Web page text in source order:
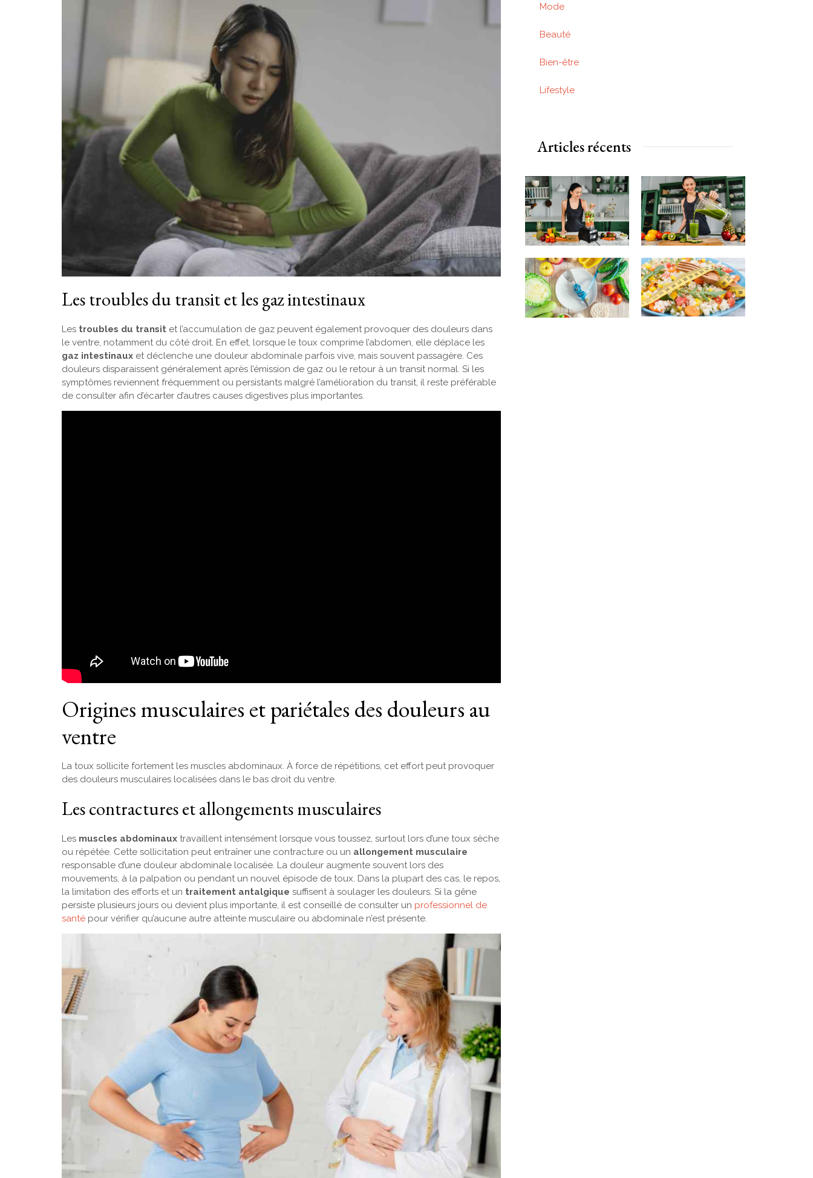
Les troubles du transit et les gaz intestinaux
Les troubles du transit et l’accumulation de gaz peuvent également provoquer des douleurs dans
le ventre, notamment du côté droit. En effet, lorsque le toux comprime l’abdomen, elle déplace les
gaz intestinaux et déclenche une douleur abdominale parfois vive, mais souvent passagère. Ces
douleurs disparaissent généralement après l’émission de gaz ou le retour à un transit normal. Si les
symptômes reviennent fréquemment ou persistants malgré l’amélioration du transit, il reste préférable
de consulter afin d’écarter d’autres causes digestives plus importantes.
Origines musculaires et pariétales des douleurs au
ventre
La toux sollicite fortement les muscles abdominaux. À force de répétitions, cet effort peut provoquer
des douleurs musculaires localisées dans le bas droit du ventre.
Les contractures et allongements musculaires
Les muscles abdominaux travaillent intensément lorsque vous toussez, surtout lors d’une toux sèche
ou répétée. Cette sollicitation peut entraîner une contracture ou un allongement musculaire
responsable d’une douleur abdominale localisée. La douleur augmente souvent lors des
mouvements, à la palpation ou pendant un nouvel épisode de toux. Dans la plupart des cas, le repos,
la limitation des efforts et un traitement antalgique suffisent à soulager les douleurs. Si la gêne
persiste plusieurs jours ou devient plus importante, il est conseillé de consulter un professionnel de
santé pour vérifier qu’aucune autre atteinte musculaire ou abdominale n’est présente.
Mode
Beauté
Bien-être
Lifestyle
Articles récents